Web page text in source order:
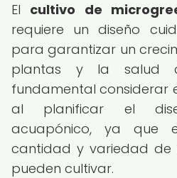
El cultivo de
requiere un diseño
para garantizar un
plantas y la salud
fundamental considerar
al planificar el
acuapónico, ya que
cantidad y variedad de
pueden cultivar.